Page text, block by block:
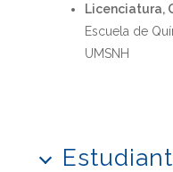
Licenciatura,
Escuela de
UMSNH